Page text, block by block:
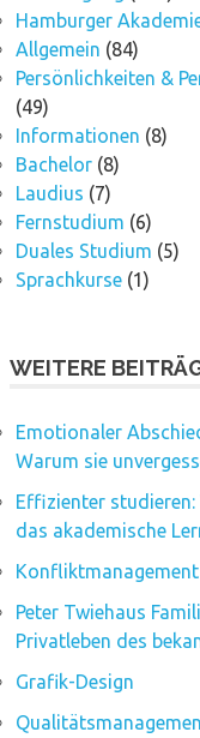
Hamburger
Allgemein (84)
Persönlichkeiten &
(49)
Informationen (8)
Bachelor (8)
Laudius (7)
Fernstudium (6)
Duales Studium (5)
Sprachkurse (1)
WEITERE
Emotionaler
Warum sie
Effizienter
das akademische
Konfliktmanagement
Peter Twiehaus
Privatleben des
Grafik-Design